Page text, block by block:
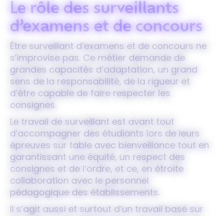
Le rôle des surveillants
d’examens et de concours
Être surveillant d’examens et de concours ne
s’improvise pas. Ce métier demande de
grandes capacités d’adaptation, un grand
sens de la responsabilité, de la rigueur et
d’être capable de faire respecter les
consignes.
Le travail de surveillant est avant tout
d’accompagner des étudiants lors de leurs
épreuves sur table avec bienveillance tout en
garantissant une équité, un respect des
consignes et de l’ordre, et ce, en étroite
collaboration avec le personnel
pédagogique des établissements.
Il s’agit aussi et surtout d’un travail basé sur